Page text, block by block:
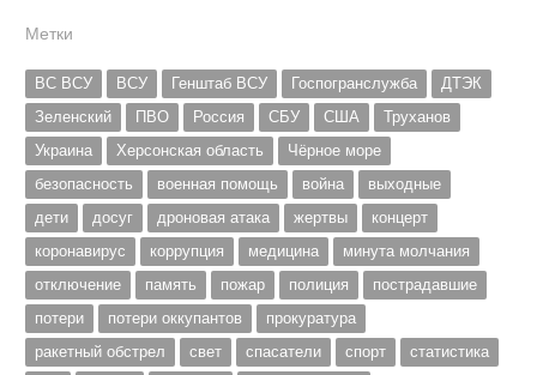
Метки
ВС ВСУ ВСУ Генштаб ВСУ Госпогранслужба
ДТЭК
Зеленский
ПВО Россия СБУ США
Труханов
Украина
Херсонская область
Чёрное море
безопасность
военная помощь война
выходные
дети
досуг дроновая атака жертвы
концерт
коронавирус
коррупция медицина
минута молчания
отключение
память пожар полиция
пострадавшие
потери
потери оккупантов
прокуратура
ракетный обстрел
свет спасатели спорт
статистика